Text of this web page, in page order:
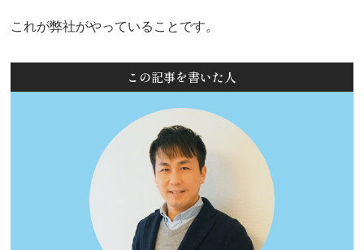
これが弊社がやっていることです。
この記事を書いた人